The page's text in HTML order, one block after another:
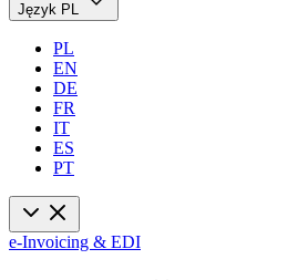
Język PL
PL
EN
DE
FR
IT
ES
PT
e-Invoicing & EDI